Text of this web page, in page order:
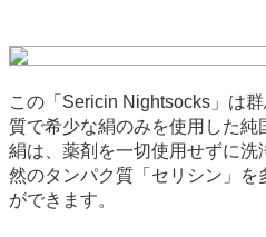
この「Sericin Nightsocks」は
質で希少な絹のみを使用した
絹は、薬剤を一切使用せずに
然のタンパク質「セリシン」を
ができます。